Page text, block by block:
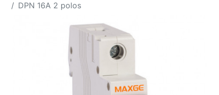
DPN 16A 2 polos